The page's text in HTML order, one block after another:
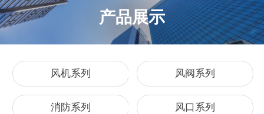
产品展示
风机系列 风阀系列
消防系列 风口系列